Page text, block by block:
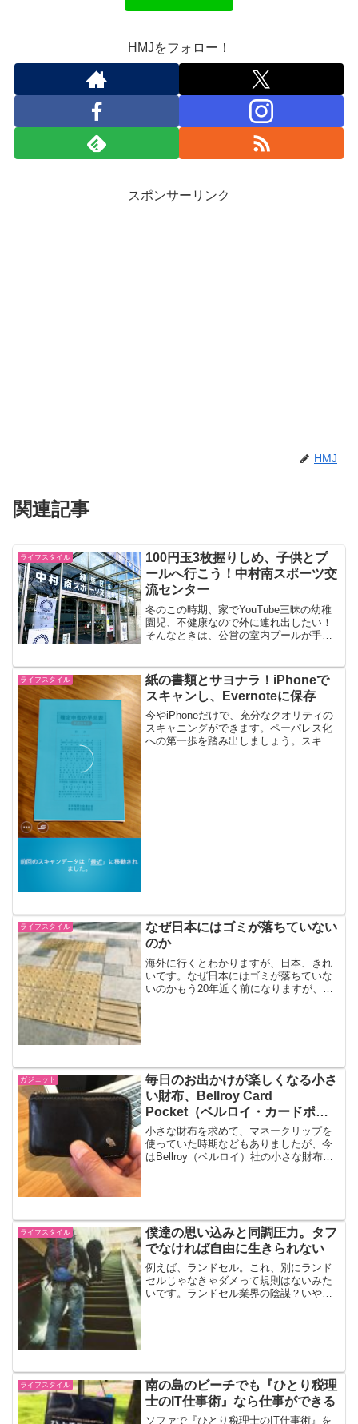
HMJをフォロー！
スポンサーリンク
HMJ
関連記事
ライフスタイル
100円玉3枚握りしめ、子供とプ
ールへ行こう！中村南スポーツ交
流センター
冬のこの時期、家でYouTube三昧の幼稚
園児、不健康なので外に連れ出したい！
そんなときは、公営の室内プールが手軽
ポーツ交流センター」をよく使っていま
す。今回は自転車で...
ライフスタイル
紙の書類とサヨナラ！iPhoneで
スキャンし、Evernoteに保存
今やiPhoneだけで、充分なクオリティの
スキャニングができます。ペーパレス化
への第一歩を踏み出しましょう。スキャ
ライフスタイル
なぜ日本にはゴミが落ちていない
のか
海外に行くとわかりますが、日本、きれ
いです。なぜ日本にはゴミが落ちていな
いのかもう20年近く前になりますが、イ
ガジェット
毎日のお出かけが楽しくなる小さ
い財布、Bellroy Card
Pocket（ベルロイ・カードポケ
ット）
小さな財布を求めて、マネークリップを
使っていた時期などもありましたが、今
はBellroy（ベルロイ）社の小さな財布に
ライフスタイル
僕達の思い込みと同調圧力。タフ
でなければ自由に生きられない
例えば、ランドセル。これ、別にランド
セルじゃなきゃダメって規則はないみた
いです。ランドセル業界の陰謀？いや、
ライフスタイル
南の島のビーチでも『ひとり税理
士のIT仕事術』なら仕事ができる
ソファで『ひとり税理士のIT仕事術』を